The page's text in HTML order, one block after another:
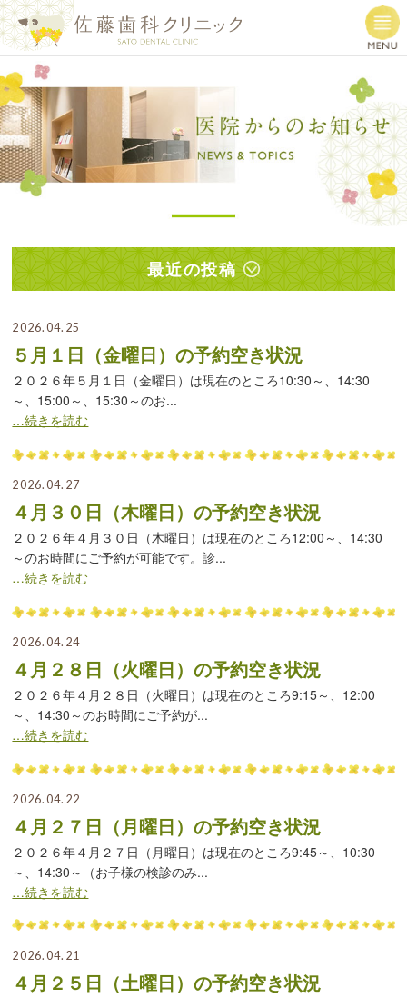
最近の投稿
2026.04.25
５月１日（金曜日）の予約空き状況
２０２６年５月１日（金曜日）は現在のところ10:30～、14:30
～、15:00～、15:30～のお...
…続きを読む
2026.04.27
４月３０日（木曜日）の予約空き状況
２０２６年４月３０日（木曜日）は現在のところ12:00～、14:30
～のお時間にご予約が可能です。診...
…続きを読む
2026.04.24
４月２８日（火曜日）の予約空き状況
２０２６年４月２８日（火曜日）は現在のところ9:15～、12:00
～、14:30～のお時間にご予約が...
…続きを読む
2026.04.22
４月２７日（月曜日）の予約空き状況
２０２６年４月２７日（月曜日）は現在のところ9:45～、10:30
～、14:30～（お子様の検診のみ...
…続きを読む
2026.04.21
４月２５日（土曜日）の予約空き状況